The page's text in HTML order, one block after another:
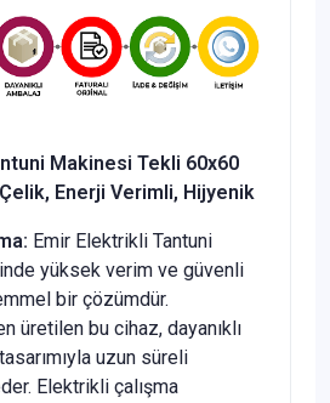
Makinesi Tekli 60x60
Enerji Verimli, Hijyenik
Emir Elektrikli Tantuni
yüksek verim ve güvenli
bir çözümdür.
üretilen bu cihaz, dayanıklı
uzun süreli
Elektrikli çalışma